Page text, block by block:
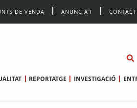
DE VENDA ANUNCIA’T
REPORTATGE INVESTIGACIÓ